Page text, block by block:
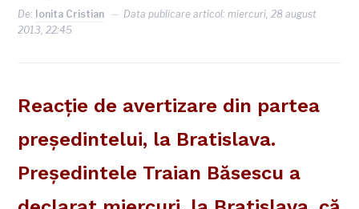
De: Ionita Cristian Data publicare articol:miercuri, 28 august
2013, 22:45
Reacţie de avertizare din partea
preşedintelui, la Bratislava.
Preşedintele Traian Băsescu a